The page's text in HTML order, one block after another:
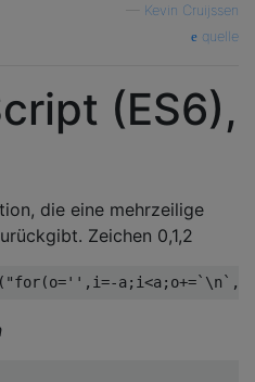
Kevin Cruijssen
quelle
(ES6),
die eine mehrzeilige
Zeichen 0,1,2
( "for(o='',i=-